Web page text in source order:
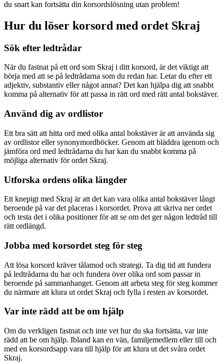
du snart kan fortsätta din korsordslösning utan problem!
Hur du löser korsord med ordet Skraj
Sök efter ledtrådar
När du fastnat på ett ord som Skraj i ditt korsord, är det viktigt att
börja med att se på ledtrådarna som du redan har. Letar du efter ett
adjektiv, substantiv eller något annat? Det kan hjälpa dig att snabbt
komma på alternativ för att passa in rätt ord med rätt antal bokstäver.
Använd dig av ordlistor
Ett bra sätt att hitta ord med olika antal bokstäver är att använda sig
av ordlistor eller synonymordböcker. Genom att bläddra igenom och
jämföra ord med ledtrådarna du har kan du snabbt komma på
möjliga alternativ för ordet Skraj.
Utforska ordens olika längder
Ett knepigt med Skraj är att det kan vara olika antal bokstäver långt
beroende på var det placeras i korsordet. Prova att skriva ner ordet
och testa det i olika positioner för att se om det ger någon ledtråd till
rätt ordlängd.
Jobba med korsordet steg för steg
Att lösa korsord kräver tålamod och strategi. Ta dig tid att fundera
på ledtrådarna du har och fundera över olika ord som passar in
beroende på sammanhanget. Genom att arbeta steg för steg kommer
du närmare att klura ut ordet Skraj och fylla i resten av korsordet.
Var inte rädd att be om hjälp
Om du verkligen fastnat och inte vet hur du ska fortsätta, var inte
rädd att be om hjälp. Ibland kan en vän, familjemedlem eller till och
med en korsordsapp vara till hjälp för att klura ut det svåra ordet
Skraj.